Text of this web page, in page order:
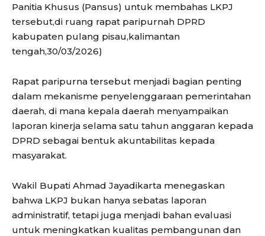
Panitia Khusus (Pansus) untuk membahas LKPJ
tersebut,di ruang rapat paripurnah DPRD
kabupaten pulang pisau,kalimantan
tengah,30/03/2026)
Rapat paripurna tersebut menjadi bagian penting
dalam mekanisme penyelenggaraan pemerintahan
daerah, di mana kepala daerah menyampaikan
laporan kinerja selama satu tahun anggaran kepada
DPRD sebagai bentuk akuntabilitas kepada
masyarakat.
Wakil Bupati Ahmad Jayadikarta menegaskan
bahwa LKPJ bukan hanya sebatas laporan
administratif, tetapi juga menjadi bahan evaluasi
untuk meningkatkan kualitas pembangunan dan